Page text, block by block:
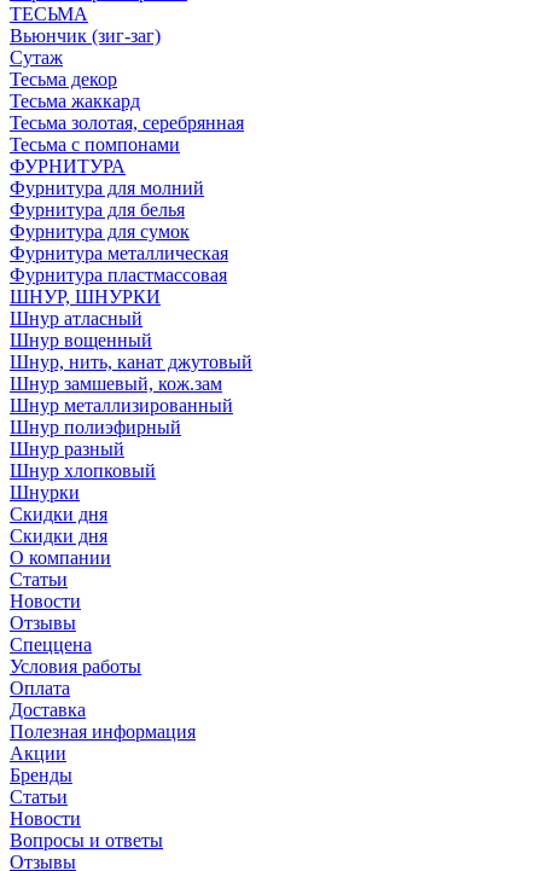
ТЕСЬМА
Вьюнчик (зиг-заг)
Сутаж
Тесьма декор
Тесьма жаккард
Тесьма золотая, серебрянная
Тесьма с помпонами
ФУРНИТУРА
Фурнитура для молний
Фурнитура для белья
Фурнитура для сумок
Фурнитура металлическая
Фурнитура пластмассовая
ШНУР, ШНУРКИ
Шнур атласный
Шнур вощенный
Шнур, нить, канат джутовый
Шнур замшевый, кож.зам
Шнур металлизированный
Шнур полиэфирный
Шнур разный
Шнур хлопковый
Шнурки
Скидки дня
Скидки дня
О компании
Статьи
Новости
Отзывы
Спеццена
Условия работы
Оплата
Доставка
Полезная информация
Акции
Бренды
Статьи
Новости
Вопросы и ответы
Отзывы